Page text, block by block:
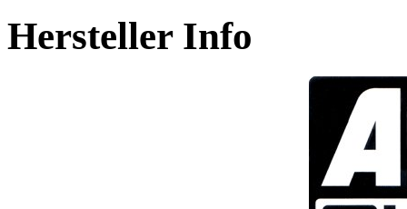
Hersteller Info